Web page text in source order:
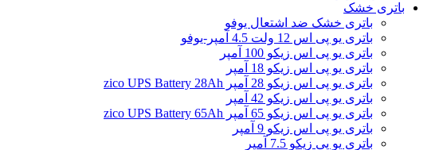
باتری خشک
باتری خشک ضد اشتعال یوفو
باتری یو پی اس 12 ولت 4.5 آمپر-یوفو
باتری یو پی اس زیکو 100 آمپر
باتری یو پی اس زیکو 18 آمپر
باتری یو پی اس زیکو 28 آمپر zico UPS Battery 28Ah
باتری یو پی اس زیکو 42 آمپر
باتری یو پی اس زیکو 65 آمپر zico UPS Battery 65Ah
باتری یو پی اس زیکو 9 آمپر
باتری یو پی زیکو 7.5 آمپر